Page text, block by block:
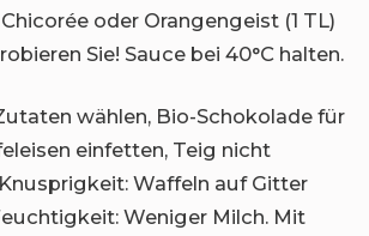
oder Orangengeist (1 TL)
Sie! Sauce bei 40°C halten.
wählen, Bio-Schokolade für
einfetten, Teig nicht
Waffeln auf Gitter
Weniger Milch. Mit